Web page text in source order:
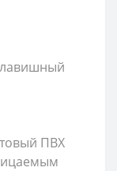
ПВХ